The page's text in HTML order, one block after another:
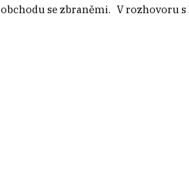
obchodu se zbraněmi. V rozhovoru s